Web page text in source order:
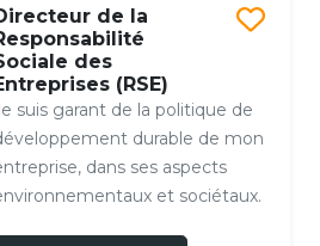
de la
des
(RSE)
suis garant de la politique de
durable de mon
dans ses aspects
et sociétaux.